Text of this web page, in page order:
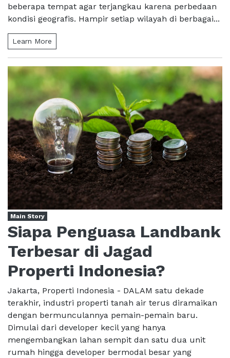
beberapa tempat agar terjangkau karena perbedaan
kondisi geografis. Hampir setiap wilayah di berbagai...
Learn More
Main Story
Siapa Penguasa Landbank
Terbesar di Jagad
Properti Indonesia?
Jakarta, Properti Indonesia - DALAM satu dekade
terakhir, industri properti tanah air terus diramaikan
dengan bermunculannya pemain-pemain baru.
Dimulai dari developer kecil yang hanya
mengembangkan lahan sempit dan satu dua unit
rumah hingga developer bermodal besar yang